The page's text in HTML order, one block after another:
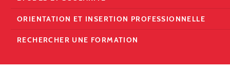
ORIENTATION ET INSERTION PROFESSIONNELLE
RECHERCHER UNE FORMATION